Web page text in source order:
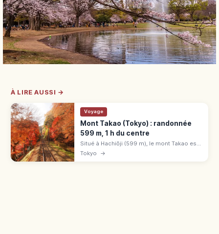
À LIRE AUSSI →
Voyage
Mont Takao (Tokyo) : randonnée
599 m, 1 h du centre
Situé à Hachiōji (599 m), le mont Takao est
classé 3 étoiles au Guide Vert Michelin.
Funiculaire, télésiège, Yakuō-in, vue sur le
Tokyo →